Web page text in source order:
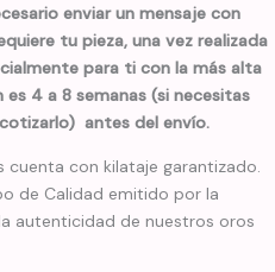
enviar un mensaje con
tu pieza, una vez realizada
para ti con la más alta
4 a 8 semanas (si necesitas
antes del envío.
con kilataje garantizado.
de Calidad emitido por la
autenticidad de nuestros oros